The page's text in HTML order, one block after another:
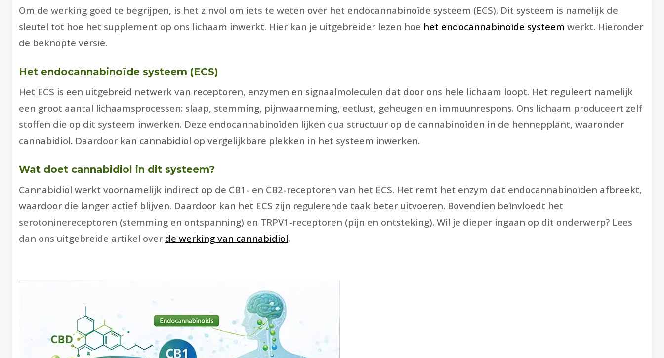
Om de werking goed te begrijpen, is het zinvol om iets te weten over het endocannabinoïde systeem (ECS). Dit systeem is namelijk de
sleutel tot hoe het supplement op ons lichaam inwerkt. Hier kan je uitgebreider lezen hoe het endocannabinoïde systeem werkt. Hieronder
de beknopte versie.
Het endocannabinoïde systeem (ECS)
Het ECS is een uitgebreid netwerk van receptoren, enzymen en signaalmoleculen dat door ons hele lichaam loopt. Het reguleert namelijk
een groot aantal lichaamsprocessen: slaap, stemming, pijnwaarneming, eetlust, geheugen en immuunrespons. Ons lichaam produceert zelf
stoffen die op dit systeem inwerken. Deze endocannabinoïden lijken qua structuur op de cannabinoïden in de hennepplant, waaronder
cannabidiol. Daardoor kan cannabidiol op vergelijkbare plekken in het systeem inwerken.
Wat doet cannabidiol in dit systeem?
Cannabidiol werkt voornamelijk indirect op de CB1- en CB2-receptoren van het ECS. Het remt het enzym dat endocannabinoïden afbreekt,
waardoor die langer actief blijven. Daardoor kan het ECS zijn regulerende taak beter uitvoeren. Bovendien beïnvloedt het
serotoninereceptoren (stemming en ontspanning) en TRPV1-receptoren (pijn en ontsteking). Wil je dieper ingaan op dit onderwerp? Lees
dan ons uitgebreide artikel over de werking van cannabidiol.